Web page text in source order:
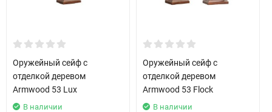
Оружейный сейф с
отделкой деревом
Armwood 53 Lux
В наличии
Оружейный сейф с
отделкой деревом
Armwood 53 Flock
В наличии